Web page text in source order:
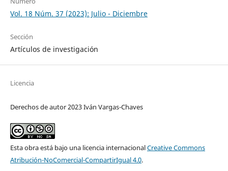
Vol. 18 Núm. 37 (2023): Julio - Diciembre
Sección
Artículos de investigación
Licencia
Derechos de autor 2023 Iván Vargas-Chaves
Esta obra está bajo una licencia internacionalCreative Commons
Atribución-NoComercial-CompartirIgual 4.0.